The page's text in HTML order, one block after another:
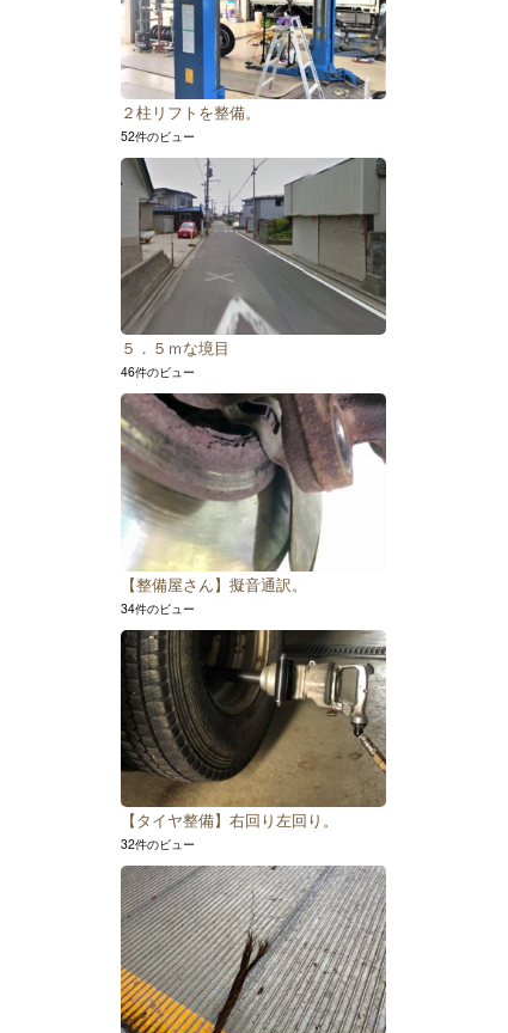
２柱リフトを整備。
52件のビュー
５．５ｍな境目
46件のビュー
【整備屋さん】擬音通訳。
34件のビュー
【タイヤ整備】右回り左回り。
32件のビュー